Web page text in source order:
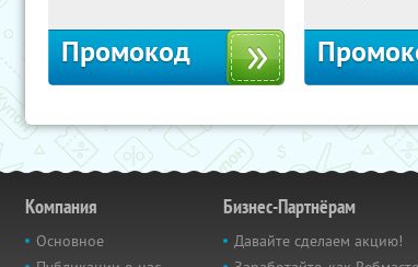
Промокод
Компания
Основное
Бизнес-Партнёрам
Давайте сделаем акцию!